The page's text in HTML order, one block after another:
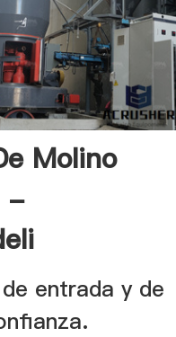
Molino
-
entrada y de